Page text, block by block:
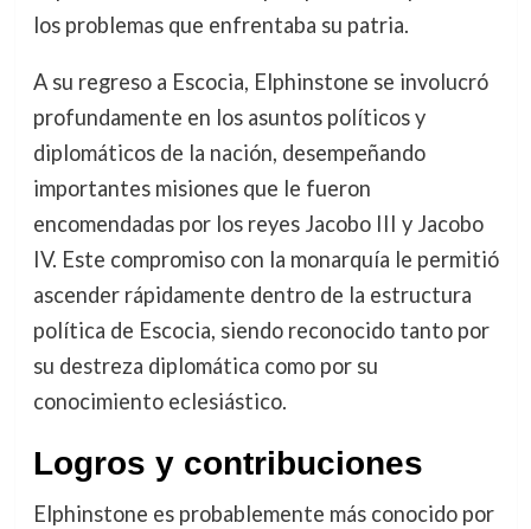
los problemas que enfrentaba su patria.
A su regreso a Escocia, Elphinstone se involucró
profundamente en los asuntos políticos y
diplomáticos de la nación, desempeñando
importantes misiones que le fueron
encomendadas por los reyes Jacobo III y Jacobo
IV. Este compromiso con la monarquía le permitió
ascender rápidamente dentro de la estructura
política de Escocia, siendo reconocido tanto por
su destreza diplomática como por su
conocimiento eclesiástico.
Logros y contribuciones
Elphinstone es probablemente más conocido por